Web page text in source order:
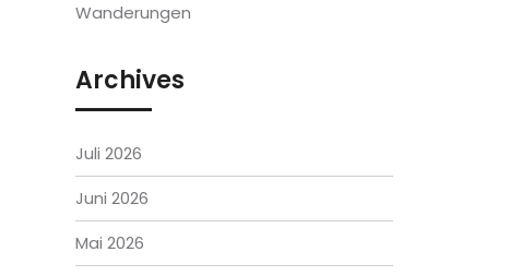
Wanderungen
Archives
Juli 2026
Juni 2026
Mai 2026